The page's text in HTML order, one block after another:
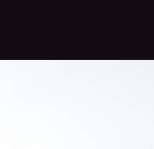
- це не тільки про